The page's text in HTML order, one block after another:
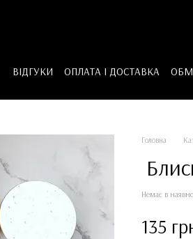
ВІДГУКИ ОПЛАТА І ДОСТАВКА
Головна
Немає в
135